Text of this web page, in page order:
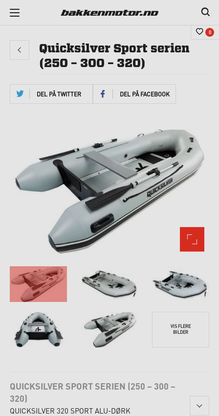
0
DEL PÅ TWITTER DEL PÅ FACEBOOK
Quicksilver Sport serien
(250 – 300 – 320)
VIS FLERE
BILDER
QUICKSILVER SPORT SERIEN (250 – 300 –
320)
QUICKSILVER 320 SPORT ALU-DØRK